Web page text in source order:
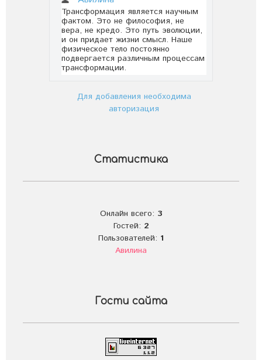
Для добавления необходима
авторизация
Статистика
Онлайн всего: 3
Гостей: 2
Пользователей: 1
Авилина
Гости сайта